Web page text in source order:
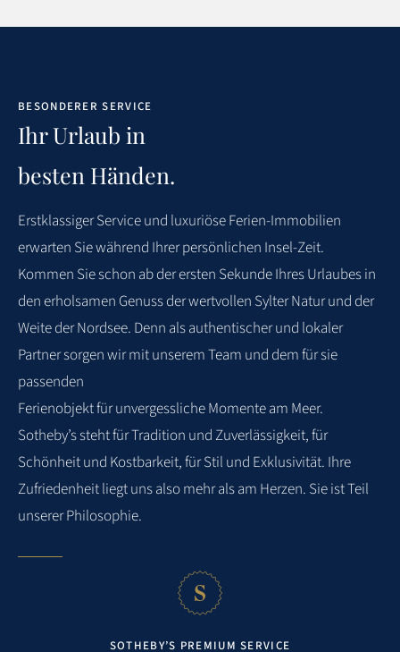
BESONDERER SERVICE
Ihr Urlaub in
besten Händen.
ErstklassigerServiceund luxuriöseFerien-Immobilien
erwarten Siewährend Ihrerpersönlichen Insel-Zeit.
Kommen Sie schon ab der ersten Sekunde Ihres Urlaubes in
den erholsamen Genuss der wertvollen Sylter Natur und der
Weite der Nordsee. Denn alsauthentischer und lokaler
Partner sorgen wir mit unserem Team und dem für sie
passenden
Ferienobjekt für unvergessliche Momente am Meer.
Sotheby’s steht für Tradition und Zuverlässigkeit, für
Schönheit und Kostbarkeit, für Stil und Exklusivität. Ihre
Zufriedenheitliegt uns also mehr als am Herzen. Sie ist Teil
unserer Philosophie.
SOTHEBY’S PREMIUM SERVICE